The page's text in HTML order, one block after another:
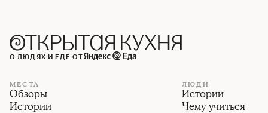
О ЛЮДЯХ И ЕДЕ ОТ
МЕСТА
Обзоры
Истории
ЛЮДИ
Истории
Чему учиться